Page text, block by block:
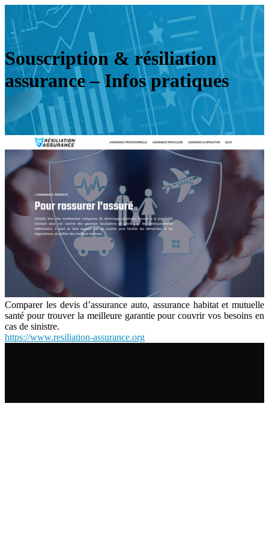
Souscription & résiliation
assurance – Infos pratiques
Comparer les devis d’assurance auto, assurance habitat et mutuelle
santé pour trouver la meilleure garantie pour couvrir vos besoins en
cas de sinistre.
https://www.resiliation-assurance.org